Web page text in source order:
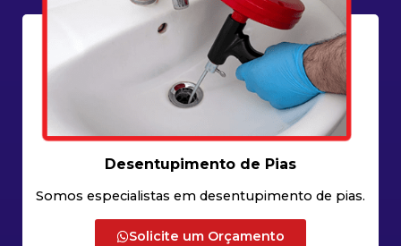
Desentupimento de Pias
Somos especialistas em desentupimento de pias.
Solicite um Orçamento